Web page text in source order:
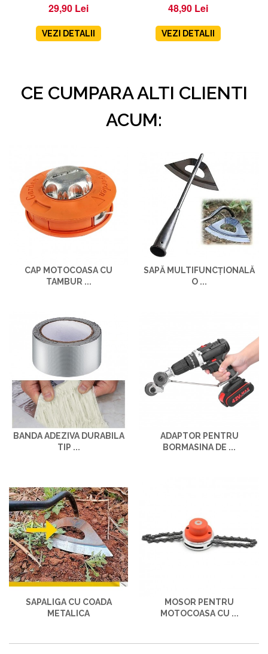
29,90 Lei
VEZI DETALII
48,90 Lei
VEZI DETALII
CE CUMPARA ALTI CLIENTI
ACUM:
CAP MOTOCOASA CU
TAMBUR ...
SAPĂ MULTIFUNCȚIONALĂ
O ...
BANDA ADEZIVA DURABILA
TIP ...
ADAPTOR PENTRU
BORMASINA DE ...
SAPALIGA CU COADA
METALICA
MOSOR PENTRU
MOTOCOASA CU ...